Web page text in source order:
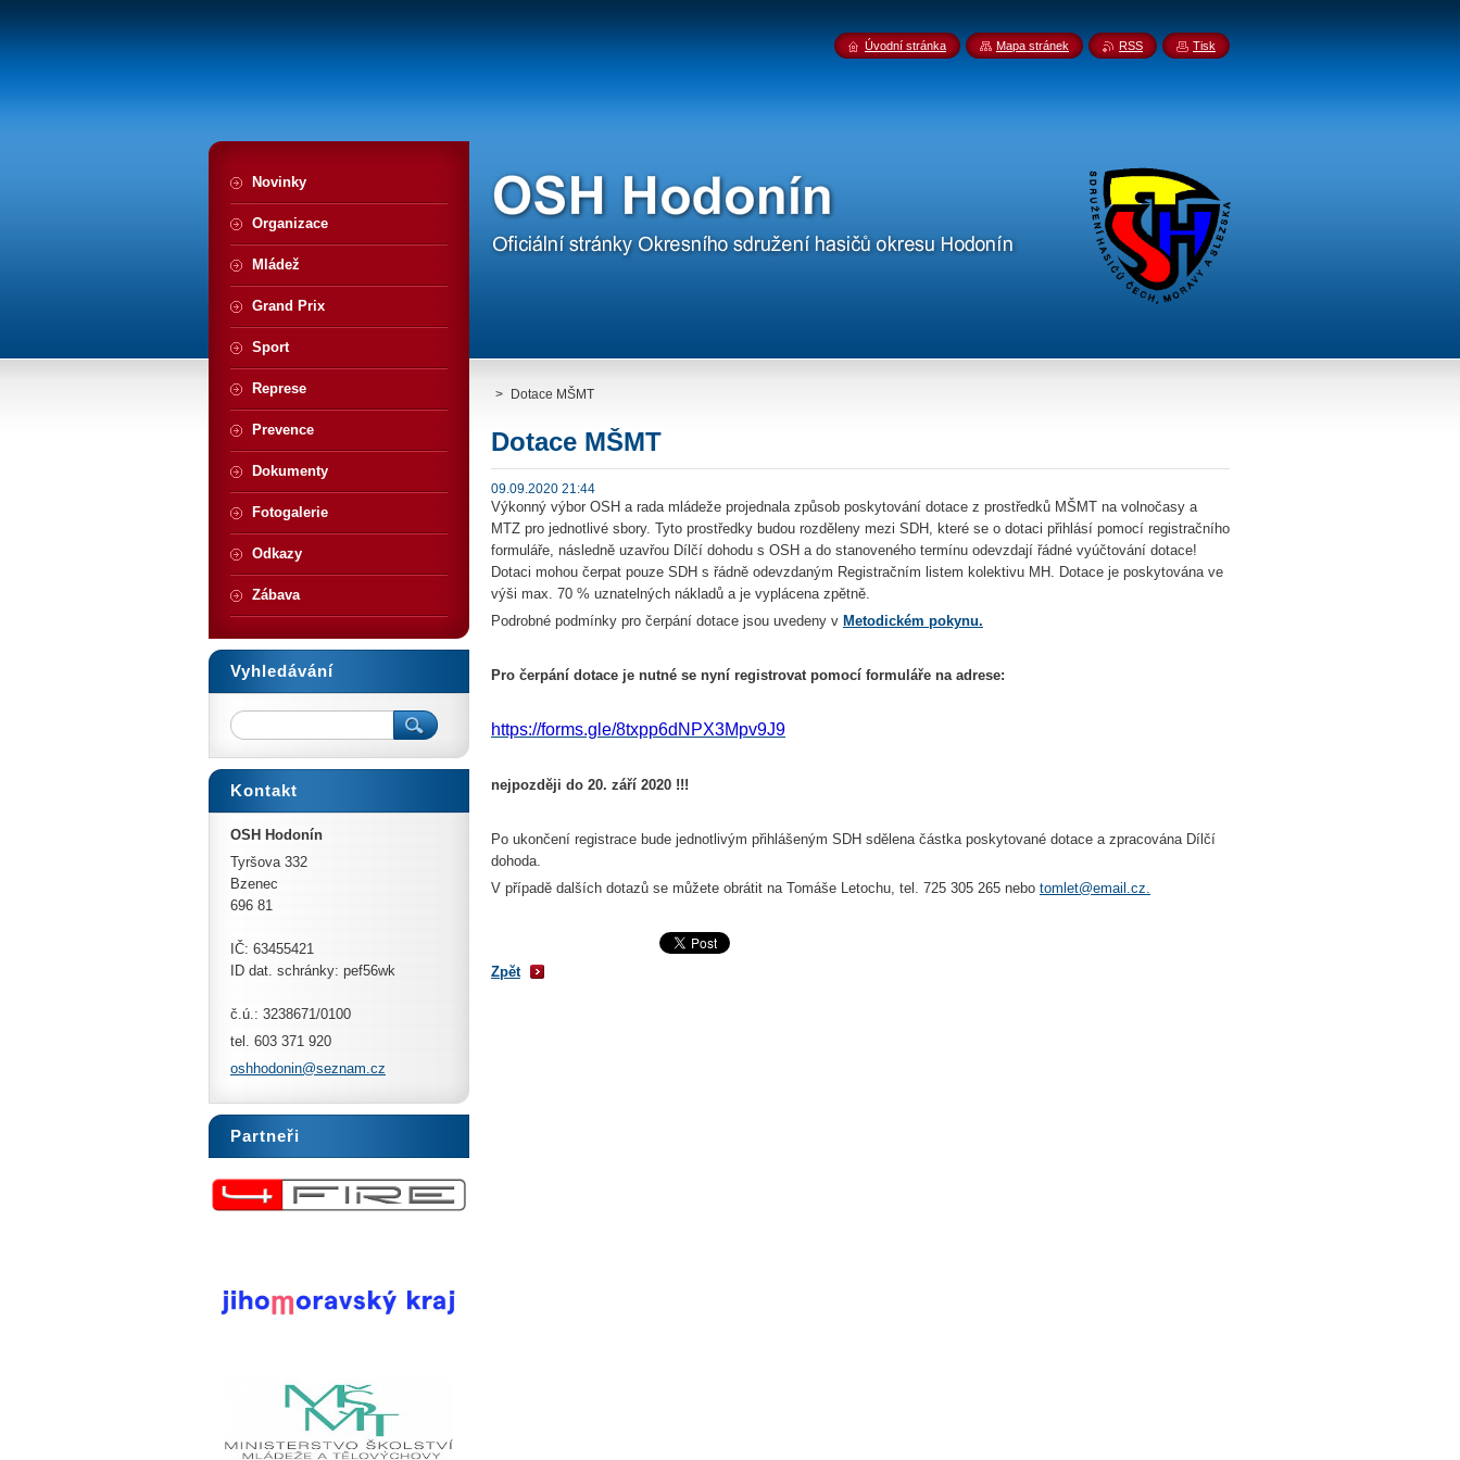
> Dotace MŠMT
Dotace MŠMT
09.09.2020 21:44
Výkonný výbor OSH a rada mládeže projednala způsob poskytování dotace z prostředků MŠMT na volnočasy a
MTZ pro jednotlivé sbory. Tyto prostředky budou rozděleny mezi SDH, které se o dotaci přihlásí pomocí registračního
formuláře, následně uzavřou Dílčí dohodu s OSH a do stanoveného termínu odevzdají řádné vyúčtování dotace!
Dotaci mohou čerpat pouze SDH s řádně odevzdaným Registračním listem kolektivu MH. Dotace je poskytována ve
výši max. 70 % uznatelných nákladů a je vyplácena zpětně.
Podrobné podmínky pro čerpání dotace jsou uvedeny v Metodickém pokynu.
Pro čerpání dotace je nutné se nyní registrovat pomocí formuláře na adrese:
https://forms.gle/8txpp6dNPX3Mpv9J9
nejpozději do 20. září 2020 !!!
Po ukončení registrace bude jednotlivým přihlášeným SDH sdělena částka poskytované dotace a zpracována Dílčí
dohoda.
V případě dalších dotazů se můžete obrátit na Tomáše Letochu, tel. 725 305 265 nebo tomlet@email.cz.
Zpět
Novinky
Organizace
Mládež
Grand Prix
Sport
Represe
Prevence
Dokumenty
Fotogalerie
Odkazy
Zábava
Vyhledávání
Kontakt
OSH Hodonín
Tyršova 332
Bzenec
696 81
IČ: 63455421
ID dat. schránky: pef56wk
č.ú.: 3238671/0100
tel. 603 371 920
oshhodonin@seznam.cz
Partneři
Úvodní stránka Mapa stránek RSS Tisk